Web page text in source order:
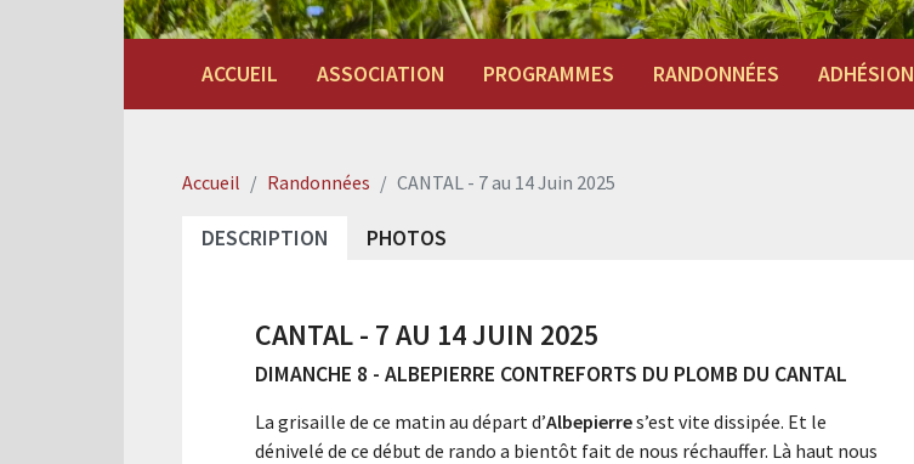
ACCUEIL ASSOCIATION PROGRAMMES RANDONNÉES ADHÉSION
Accueil Randonnées CANTAL - 7 au 14 Juin 2025
DESCRIPTION PHOTOS
CANTAL - 7 AU 14 JUIN 2025
DIMANCHE 8 - ALBEPIERRE CONTREFORTS DU PLOMB DU CANTAL
La grisaille de ce matin au départ d’Albepierres’est vite dissipée. Et le
dénivelé de ce début de rando a bientôt fait de nous réchauffer. Là haut nous